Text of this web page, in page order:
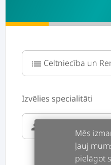
list
Izvēlies specialitāti
supervisor_account
Mēs
ļauj
pielāgot